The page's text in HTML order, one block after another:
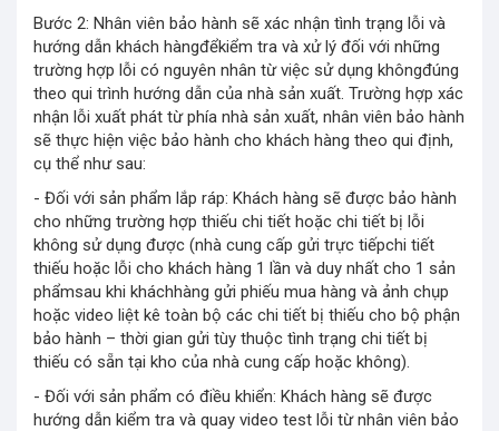
Bước 2: Nhân viên bảo hành sẽ xác nhận tình trạng lỗi và
hướng dẫn khách hàngđểkiểm tra và xử lý đối với những
trường hợp lỗi có nguyên nhân từ việc sử dụng khôngđúng
theo qui trình hướng dẫn của nhà sản xuất. Trường hợp xác
nhận lỗi xuất phát từ phía nhà sản xuất, nhân viên bảo hành
sẽ thực hiện việc bảo hành cho khách hàng theo qui định,
cụ thể như sau:
- Đối với sản phẩm lắp ráp: Khách hàng sẽ được bảo hành
cho những trường hợp thiếu chi tiết hoặc chi tiết bị lỗi
không sử dụng được (nhà cung cấp gửi trực tiếpchi tiết
thiếu hoặc lỗi cho khách hàng 1 lần và duy nhất cho 1 sản
phẩmsau khi kháchhàng gửi phiếu mua hàng và ảnh chụp
hoặc video liệt kê toàn bộ các chi tiết bị thiếu cho bộ phận
bảo hành – thời gian gửi tùy thuộc tình trạng chi tiết bị
thiếu có sẵn tại kho của nhà cung cấp hoặc không).
- Đối với sản phẩm có điều khiển: Khách hàng sẽ được
hướng dẫn kiểm tra và quay video test lỗi từ nhân viên bảo